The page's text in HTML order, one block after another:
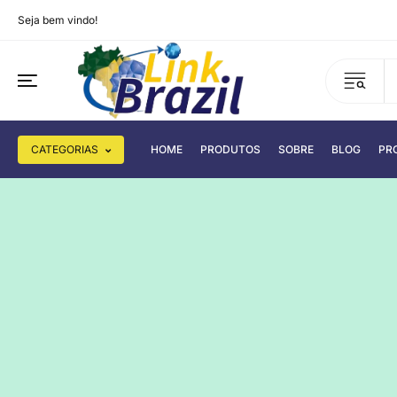
Seja bem vindo!
CATEGORIAS HOME PRODUTOS SOBRE BLOG